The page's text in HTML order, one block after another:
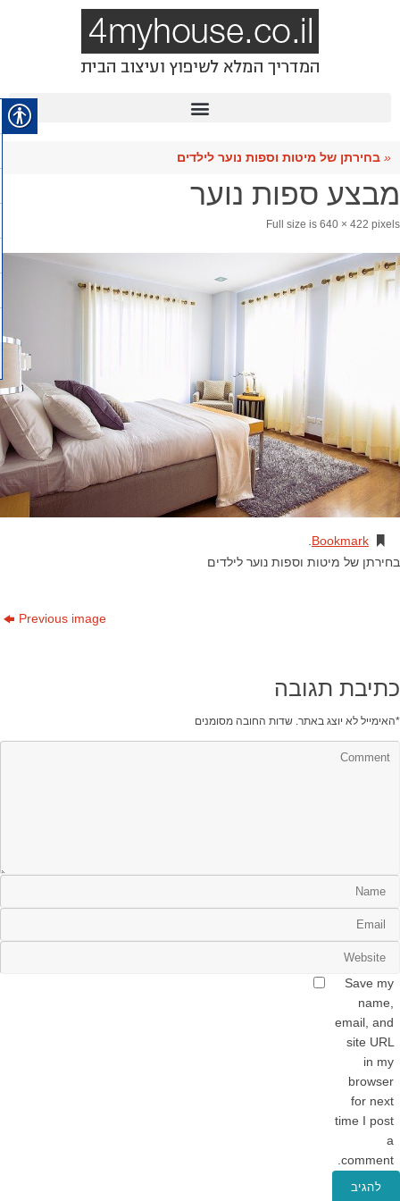
« בחירתן של מיטות וספות נוער לילדים
מבצע ספות נוער
Full size is 640 × 422 pixels
Bookmark
.
בחירתן של מיטות וספות נוער לילדים
Previous image
כתיבת תגובה
האימייל לא יוצג באתר. שדות החובה מסומנים *
Save my
name,
email, and
site URL
in my
browser
for next
time I post
a
comment.